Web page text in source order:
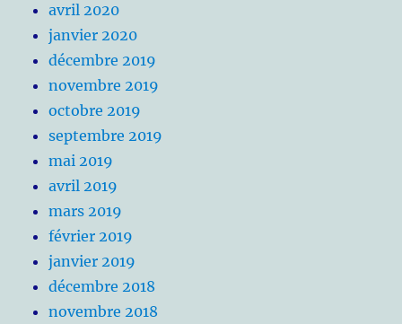
avril 2020
janvier 2020
décembre 2019
novembre 2019
octobre 2019
septembre 2019
mai 2019
avril 2019
mars 2019
février 2019
janvier 2019
décembre 2018
novembre 2018